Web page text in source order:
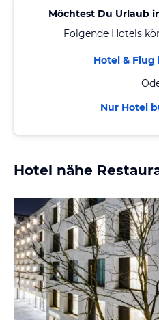
Möchtest Du Urlaub
Folgende Hotels
Hotel & Flug
Nur Hotel
Hotel nähe